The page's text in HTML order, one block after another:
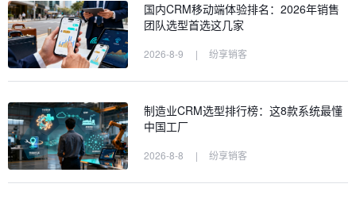
国内CRM移动端体验排名：2026年销售
团队选型首选这几家
2026-8-9 | 纷享销客
制造业CRM选型排行榜：这8款系统最懂
中国工厂
2026-8-8 | 纷享销客